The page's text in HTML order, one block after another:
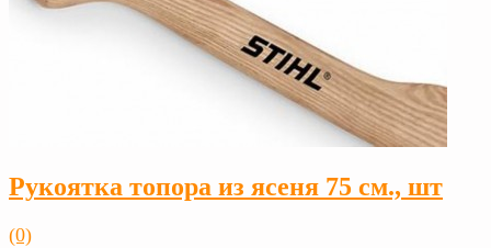
Рукоятка топора из ясеня 75 см., шт
(0)